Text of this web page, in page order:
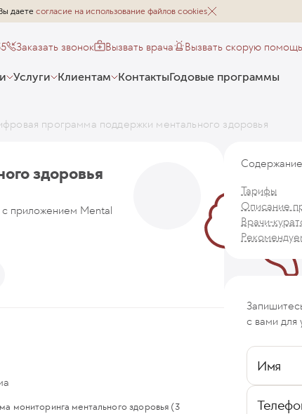
даете согласие на использование файлов cookies
Заказать звонок Вызвать врача Вызвать скорую помощь
Услуги Клиентам КонтактыГодовые программы
программа поддержки ментального здоровья
здоровья
с приложением Mental
мониторинга ментального здоровья (3
Содержание
Тарифы
Описание
Врачи-
с вами для
Имя